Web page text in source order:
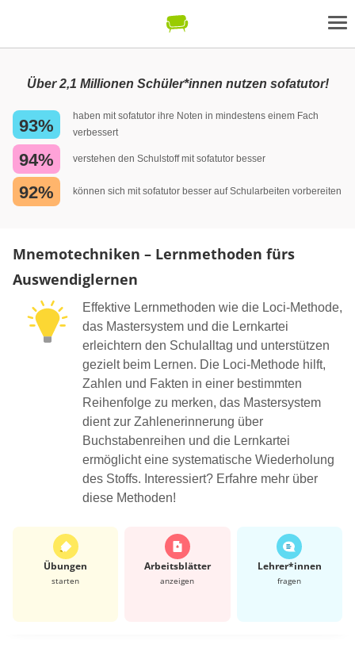
Über 2,1 Millionen Schüler*innen nutzen sofatutor!
93%
haben mit sofatutor ihre Noten in mindestens einem Fach
verbessert
94% verstehen den Schulstoff mit sofatutor besser
92% können sich mit sofatutor besser auf Schularbeiten vorbereiten
Mnemotechniken – Lernmethoden fürs
Auswendiglernen
Effektive Lernmethoden wie die Loci-Methode,
das Mastersystem und die Lernkartei
erleichtern den Schulalltag und unterstützen
gezielt beim Lernen. Die Loci-Methode hilft,
Zahlen und Fakten in einer bestimmten
Reihenfolge zu merken, das Mastersystem
dient zur Zahlenerinnerung über
Buchstabenreihen und die Lernkartei
ermöglicht eine systematische Wiederholung
des Stoffs. Interessiert? Erfahre mehr über
diese Methoden!
Übungen
starten
Arbeits­blätter
anzeigen
Lehrer*​innen
fragen